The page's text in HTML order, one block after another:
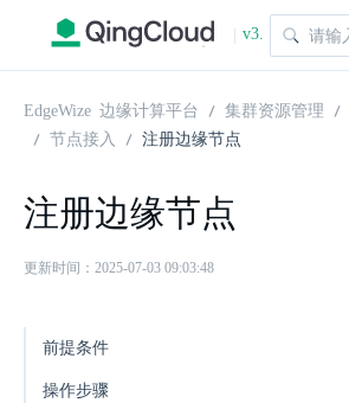
| v3.
1.0
EdgeWize 边缘计算平台 集群资源管理
节点接入
注册边缘节点
注册边缘节点
更新时间：2025-07-03 09:03:48
前提条件
操作步骤